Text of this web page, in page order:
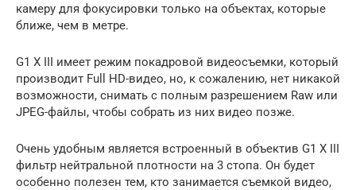
камеру для фокусировки только на объектах, которые
ближе, чем в метре.
G1 X III имеет режим покадровой видеосъемки, который
производит Full HD-видео, но, к сожалению, нет никакой
возможности, снимать с полным разрешением Raw или
JPEG-файлы, чтобы собрать из них видео позже.
Очень удобным является встроенный в объектив G1 X III
фильтр нейтральной плотности на 3 стопа. Он будет
особенно полезен тем, кто занимается съемкой видео,